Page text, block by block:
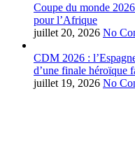
Coupe du monde
pour l’Afrique
juillet 20, 2026 No
CDM 2026 :
d’une finale héroïque
juillet 19, 2026 No